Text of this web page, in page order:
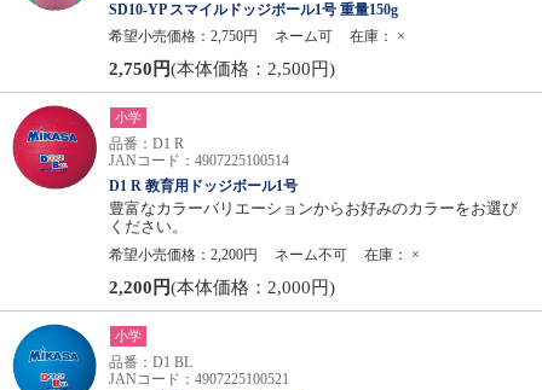
SD10-YP スマイルドッジボール1号 重量150g
希望小売価格：2,750円
ネーム可 在庫： ×
2,750円(本体価格：2,500円)
小学
品番：D1 R
JANコード：4907225100514
D1 R 教育用ドッジボール1号
豊富なカラーバリエーションからお好みのカラーをお選び
ください。
希望小売価格：2,200円
ネーム不可 在庫： ×
2,200円(本体価格：2,000円)
小学
品番：D1 BL
JANコード：4907225100521